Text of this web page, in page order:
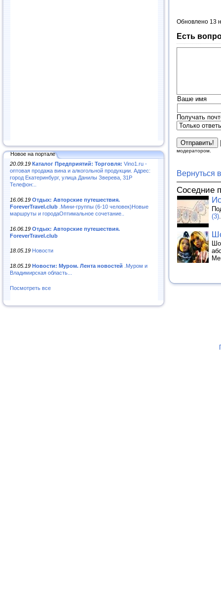
Новое на портале
20.09.19 Каталог Предприятий: Торговля: Vino1.ru -
оптовая продажа вина и алкогольной продукции. Адрес:
город Екатеринбург, улица Данилы Зверева, 31Р
Телефон:..
16.06.19 Отдых: Авторские путешествия.
ForeverTravel.club .Мини-группы (6-10 человек)Новые
маршруты и городаОптимальное сочетание..
16.06.19 Отдых: Авторские путешествия.
ForeverTravel.club
18.05.19 Новости
18.05.19 Новости: Муром. Лента новостей .Муром и
Владимирская область...
Посмотреть все
Обновлено 13
Есть
Ваше имя
Получать
модератором.
Вернуться
Соседние
(3).